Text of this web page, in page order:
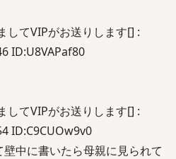
してVIPがお送りします[] :
ID:U8VAPaf80
してVIPがお送りします[] :
ID:C9CUOw9v0
中に書いたら母親に見られて